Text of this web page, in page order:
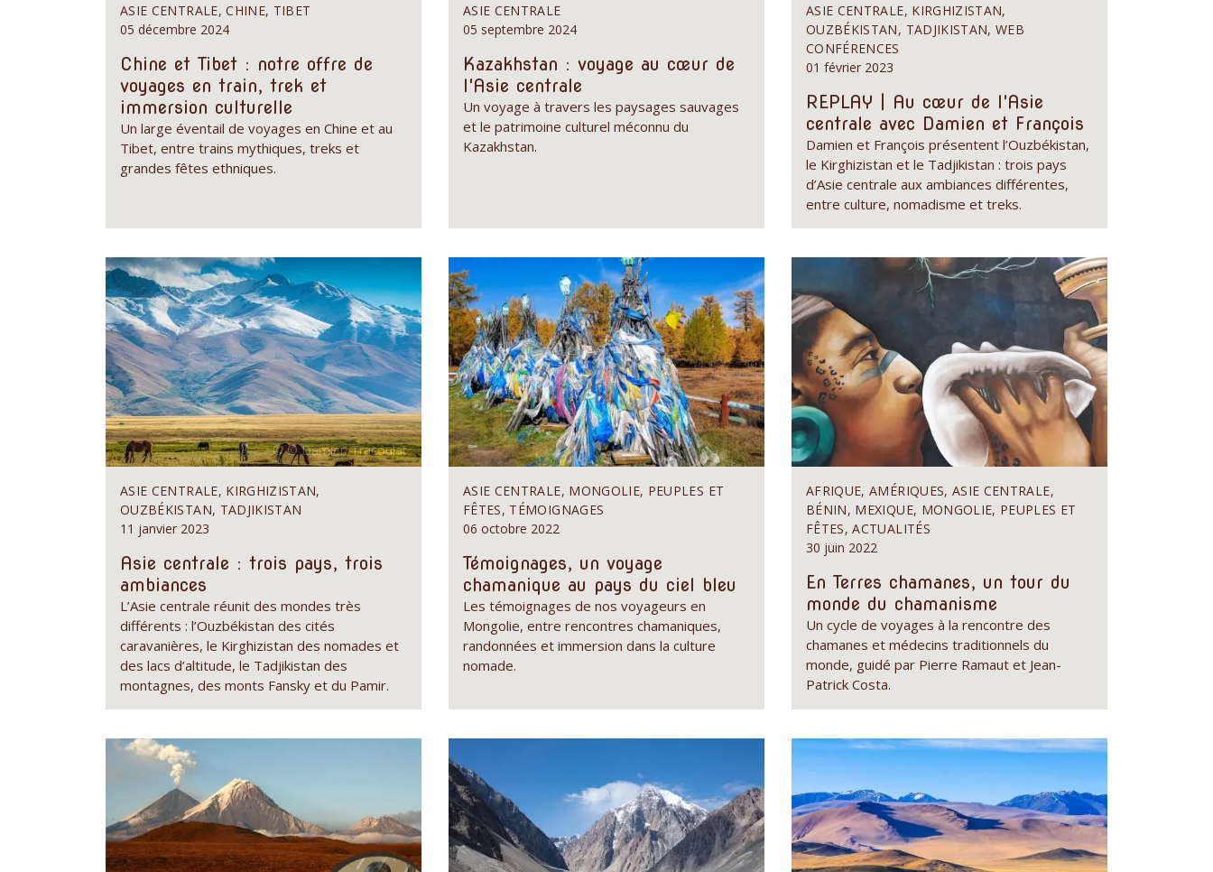
ASIE CENTRALE, CHINE, TIBET
05 décembre 2024
Chine et Tibet : notre offre de
voyages en train, trek et
immersion culturelle
Un large éventail de voyages en Chine et au
Tibet, entre trains mythiques, treks et
grandes fêtes ethniques.
ASIE CENTRALE
05 septembre 2024
Kazakhstan : voyage au cœur de
l'Asie centrale
Un voyage à travers les paysages sauvages
et le patrimoine culturel méconnu du
Kazakhstan.
ASIE CENTRALE, KIRGHIZISTAN,
OUZBÉKISTAN, TADJIKISTAN, WEB
CONFÉRENCES
01 février 2023
REPLAY | Au cœur de l'Asie
centrale avec Damien et François
Damien et François présentent l’Ouzbékistan,
le Kirghizistan et le Tadjikistan : trois pays
d’Asie centrale aux ambiances différentes,
entre culture, nomadisme et treks.
ASIE CENTRALE, KIRGHIZISTAN,
OUZBÉKISTAN, TADJIKISTAN
11 janvier 2023
Asie centrale : trois pays, trois
ambiances
L’Asie centrale réunit des mondes très
différents : l’Ouzbékistan des cités
caravanières, le Kirghizistan des nomades et
des lacs d’altitude, le Tadjikistan des
montagnes, des monts Fansky et du Pamir.
ASIE CENTRALE, MONGOLIE, PEUPLES ET
FÊTES, TÉMOIGNAGES
06 octobre 2022
Témoignages, un voyage
chamanique au pays du ciel bleu
Les témoignages de nos voyageurs en
Mongolie, entre rencontres chamaniques,
randonnées et immersion dans la culture
nomade.
AFRIQUE, AMÉRIQUES, ASIE CENTRALE,
BÉNIN, MEXIQUE, MONGOLIE, PEUPLES ET
FÊTES, ACTUALITÉS
30 juin 2022
En Terres chamanes, un tour du
monde du chamanisme
Un cycle de voyages à la rencontre des
chamanes et médecins traditionnels du
monde, guidé par Pierre Ramaut et Jean-
Patrick Costa.